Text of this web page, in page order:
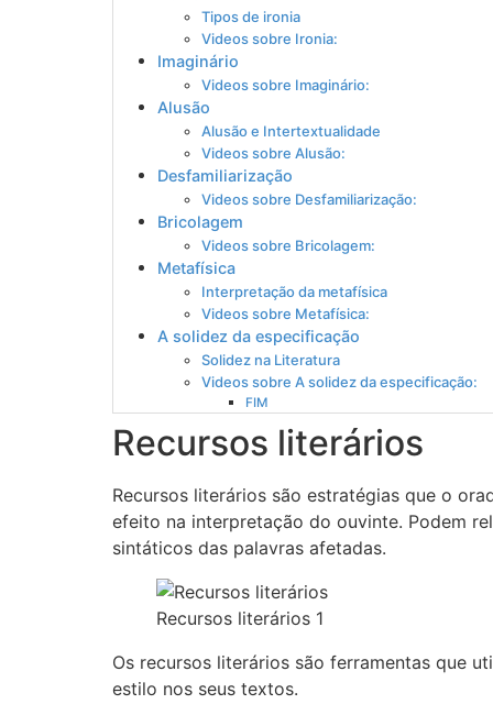
Tipos de ironia
Videos sobre Ironia:
Imaginário
Videos sobre Imaginário:
Alusão
Alusão e Intertextualidade
Videos sobre Alusão:
Desfamiliarização
Videos sobre Desfamiliarização:
Bricolagem
Videos sobre Bricolagem:
Metafísica
Interpretação da metafísica
Videos sobre Metafísica:
A solidez da especificação
Solidez na Literatura
Videos sobre A solidez da especificação:
FIM
Recursos literários
Recursos literários são estratégias que o
efeito na interpretação do ouvinte. Podem
sintáticos das palavras afetadas.
Recursos literários 1
Os recursos literários são ferramentas que
estilo nos seus textos.